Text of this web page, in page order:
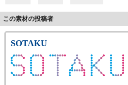
この素材の投稿者
SOTAKU